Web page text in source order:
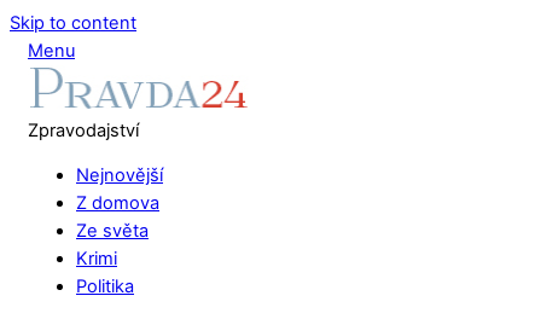
Skip to content
Menu
Zpravodajství
Nejnovější
Z domova
Ze světa
Krimi
Politika